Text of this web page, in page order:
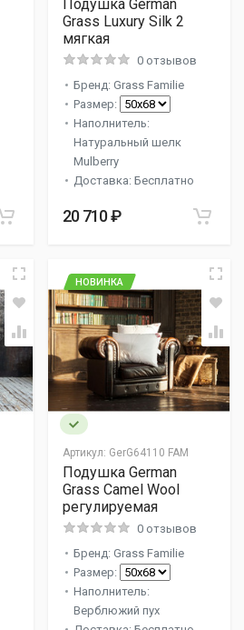
Подушка German
Grass Luxury Silk 2
мягкая
0 отзывов
Бренд: Grass Familie
Размер:
Наполнитель:
Натуральный шелк
Mulberry
Доставка: Бесплатно
20 710 ₽
Артикул: GerG64110 FAM
НОВИНКА
Подушка German
Grass Camel Wool
регулируемая
0 отзывов
Бренд: Grass Familie
Размер:
Наполнитель:
Верблюжий пух